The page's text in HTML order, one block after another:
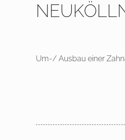
Um-/ Ausbau einer